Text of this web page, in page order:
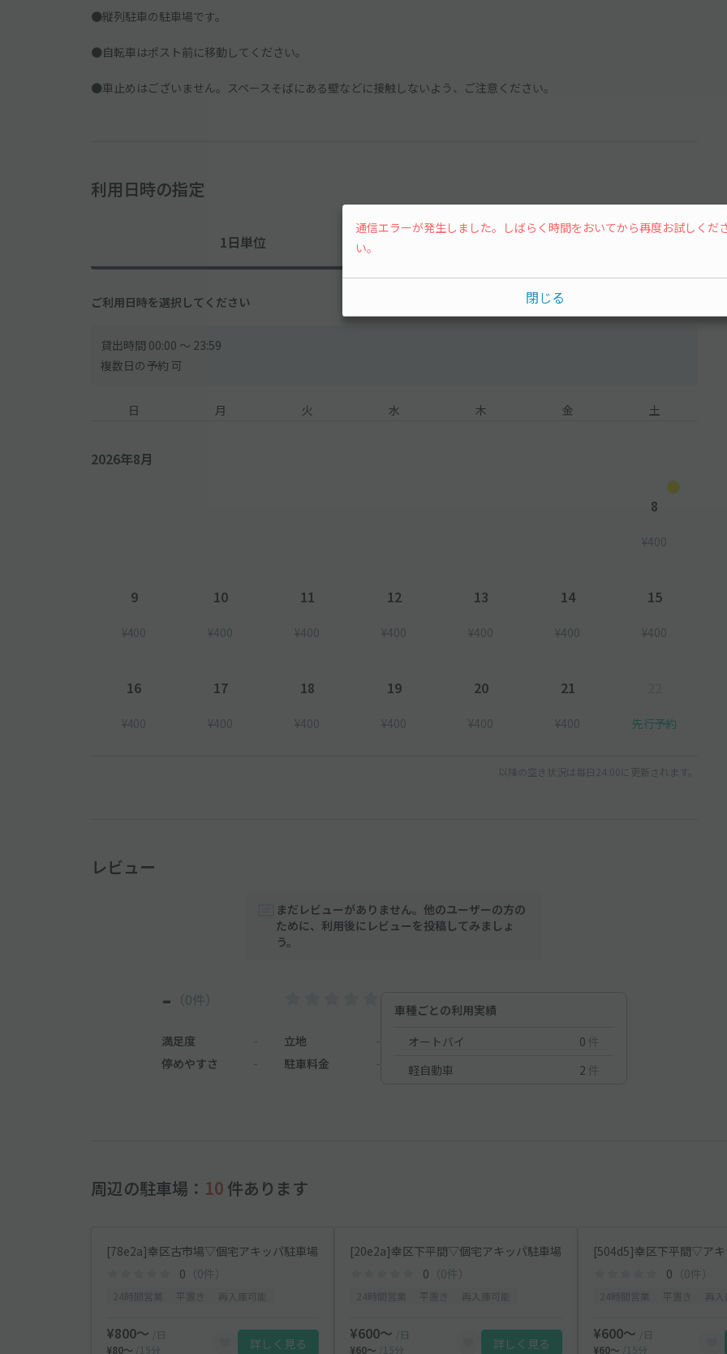
●縦列駐車の駐車場です。
●自転車はポスト前に移動してください。
●車止めはございません。スペースそばにある壁などに接触しないよう、ご注意ください。
利用日時の指定
1日単位
ご利用日時を選択してください
貸出時間 00:00 〜 23:59
複数日の予約 可
日 月 火 水 木 金 土
2026年8月
8
¥400
9
¥400
10
¥400
11
¥400
12
¥400
13
¥400
14
¥400
15
¥400
16
¥400
17
¥400
18
¥400
19
¥400
20
¥400
21
¥400 先行予約
以降の空き状況は毎日24:00に更新されます。
レビュー
まだレビューがありません。他のユーザーの方の
ために、利用後にレビューを投稿してみましょ
う。
- （0件）
満足度 立地
停めやすさ
駐車料金
車種ごとの利用実績
オートバイ
0 件
軽自動車
2 件
周辺の駐車場： 10 件あります
[78e2a]幸区古市場▽個宅アキッパ駐車場
0 （0件）
¥800〜
/日
¥80〜
/15分 詳しく見る
[20e2a]幸区下平間▽個宅アキッパ駐車場
0 （0件）
¥600〜
/日
¥60〜
/15分 詳しく見る
[504d5]幸区下平間▽ア
0 （0件）
¥600〜
/日
¥60〜
/15分
通信エラーが発生しました。しばらく時間をおいてから再度お試しくだ
い。
閉じる